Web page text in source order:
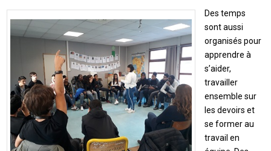
Des temps
sont aussi
organisés pour
apprendre à
s’aider,
travailler
ensemble sur
les devoirs et
se former au
travail en